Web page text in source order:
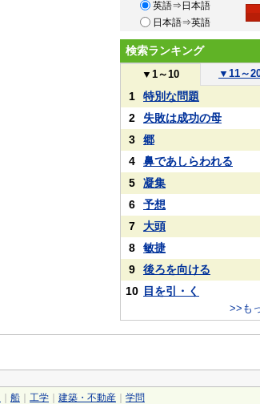
英語⇒日本語
日本語⇒英語
検索ランキング
▼ 1～10 ▼ 11～
1
特別な問題
2
失敗は成功の母
3
郷
4
鼻であしらわれる
5
凝集
6
予想
7
大頭
8
敏捷
9
後ろを向ける
10 目を引・く
>>も
船 工学 建築・不動産
学問